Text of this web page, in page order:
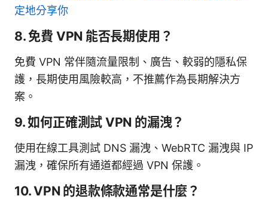
定地分享你
8. 免費 VPN 能否長期使用？
免費 VPN 常伴隨流量限制、廣告、較弱的隱私保
護，長期使用風險較高，不推薦作為長期解決方
案。
9. 如何正確測試 VPN 的漏洩？
使用在線工具測試 DNS 漏洩、WebRTC 漏洩與 IP
漏洩，確保所有通道都經過 VPN 保護。
10. VPN 的退款條款通常是什麼？